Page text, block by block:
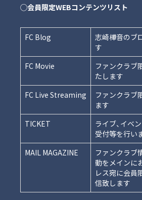
◯会員限定WEBコンテンツリスト
FC Blog
志崎樺音のブ
す
FC Movie
ファンクラブ
たします
FC Live Streaming
ファンクラブ
ます
TICKET
ライブ、イベ
受付等を行い
MAIL MAGAZINE
ファンクラブ
動をメインに
レス宛に会員
信致します